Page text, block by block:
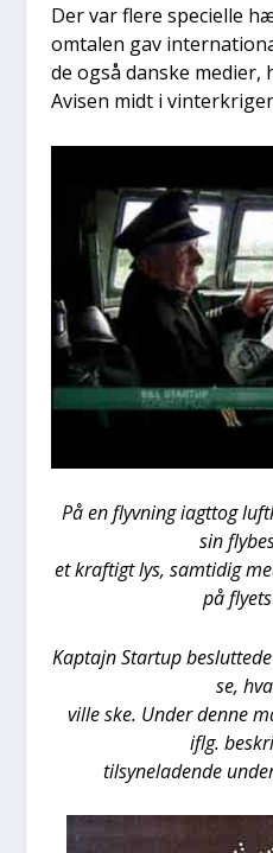
Der var fle­re spe­ci­el­le
omta­len gav
de også dan­ske medi­er,
Avi­sen midt i
På en flyv­ning iagt­tog
sin
et kraf­tigt lys, sam­ti­dig
på
Kap­ta­jn Startup
se,
vil­le ske. Under den­ne
iflg.
til­sy­ne­la­den­de